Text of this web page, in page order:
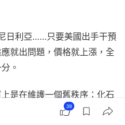
日利亞……只要美國出手干預
就出問題，價格就上漲，全
。
是在維護一個舊秩序：化石
控、美元結算、全球流通。但
39